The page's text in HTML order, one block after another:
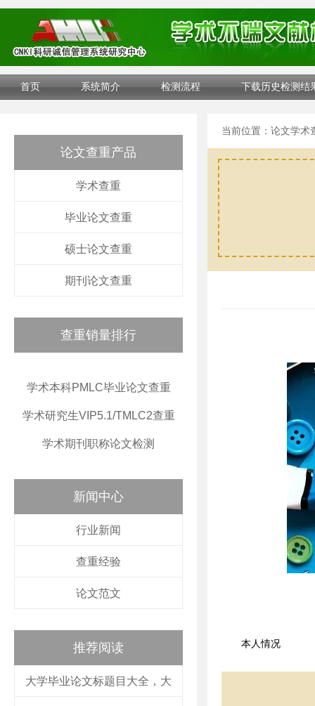
首页 系统简介 检测流程 下载历史检测结
论文查重产品
学术查重
毕业论文查重
硕士论文查重
期刊论文查重
查重销量排行
学术本科PMLC毕业论文查重
学术研究生VIP5.1/TMLC2查重
学术期刊职称论文检测
新闻中心
行业新闻
查重经验
论文范文
推荐阅读
大学毕业论文标题目大全，大
当前位置： 论文学术
本人情况